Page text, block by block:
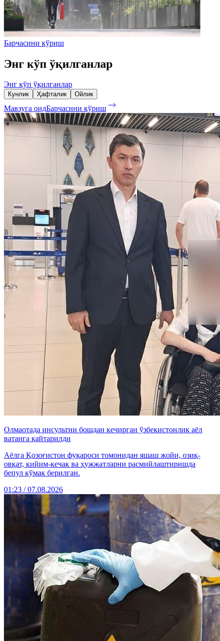
Барчасини кўриш
Энг кўп ўқилганлар
Энг кўп ўқилганлар
Кунлик Ҳафталик Ойлик
Мавзуга оидБарчасини кўриш
Олмаотада инсультни бошдан кечирган ўзбекистонлик аёл
ватанга қайтарилди
Аёлга Қозоғистон фуқароси томонидан яшаш жойи, озиқ-
овқат, кийим-кечак ва ҳужжатларни расмийлаштиришда
бепул кўмак берилган.
01:23 / 07.08.2026